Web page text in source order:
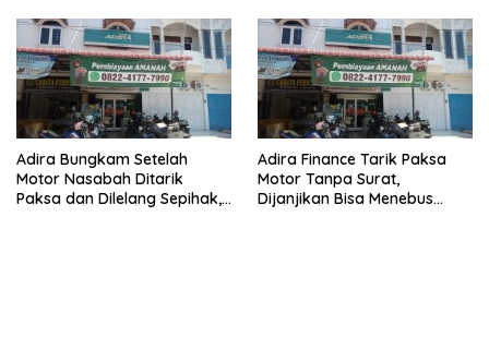
Adira Bungkam Setelah
Motor Nasabah Ditarik
Paksa dan Dilelang Sepihak,
Adira Finance Tarik Paksa
Motor Tanpa Surat,
Dijanjikan Bisa Menebus